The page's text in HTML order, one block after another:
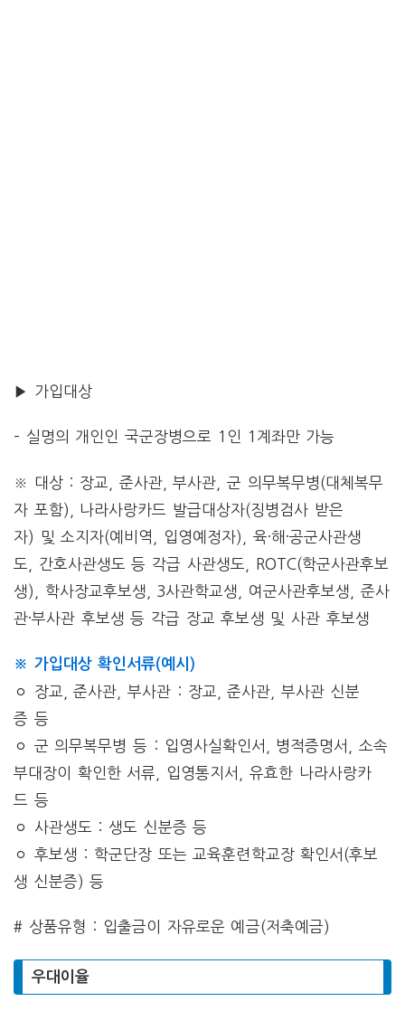
▶ 가입대상
– 실명의 개인인 국군장병으로 1인 1계좌만 가능
※ 대상 : 장교, 준사관, 부사관, 군 의무복무병(대체복무
자 포함), 나라사랑카드 발급대상자(징병검사 받은
자) 및 소지자(예비역, 입영예정자), 육·해·공군사관생
도, 간호사관생도 등 각급 사관생도, ROTC(학군사관후보
생), 학사장교후보생, 3사관학교생, 여군사관후보생, 준사
관·부사관 후보생 등 각급 장교 후보생 및 사관 후보생
※ 가입대상 확인서류(예시)
ㅇ 장교, 준사관, 부사관 : 장교, 준사관, 부사관 신분
증 등
ㅇ 군 의무복무병 등 : 입영사실확인서, 병적증명서, 소속
부대장이 확인한 서류, 입영통지서, 유효한 나라사랑카
드 등
ㅇ 사관생도 : 생도 신분증 등
ㅇ 후보생 : 학군단장 또는 교육훈련학교장 확인서(후보
생 신분증) 등
# 상품유형 : 입출금이 자유로운 예금(저축예금)
우대이율